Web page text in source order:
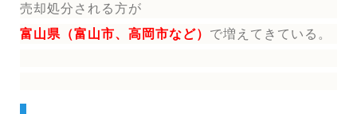
売却処分される方が
富山県（富山市、高岡市など） で増えてきている。